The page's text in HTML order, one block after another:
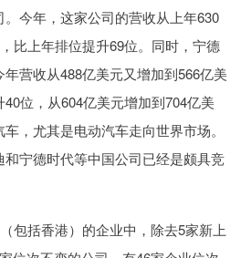
今年，这家公司的营收从上年630
比上年排位提升69位。同时，宁德
营收从488亿美元又增加到566亿美
位，从604亿美元增加到704亿美
，尤其是电动汽车走向世界市场。
宁德时代等中国公司已经是颇具竞
括香港）的企业中，除去5家新上